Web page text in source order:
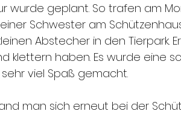
wurde geplant. So trafen am
Schwester am
Abstecher in den Tierpark.
klettern haben. Es wurde eine
sehr viel Spaß gemacht.
man sich erneut bei der